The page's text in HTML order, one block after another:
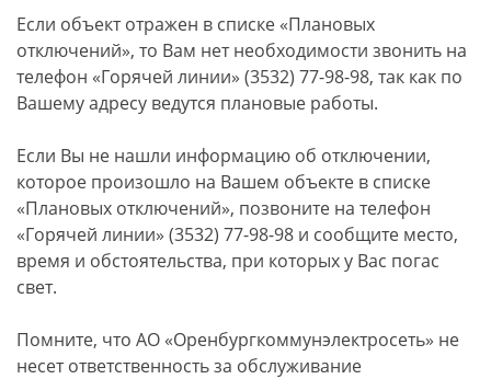
Если объект отражен в списке «Плановых
отключений», то Вам нет необходимости звонить на
телефон «Горячей линии» (3532) 77-98-98, так как по
Вашему адресу ведутся плановые работы.
Если Вы не нашли информацию об отключении,
которое произошло на Вашем объекте в списке
«Плановых отключений», позвоните на телефон
«Горячей линии» (3532) 77-98-98 и сообщите место,
время и обстоятельства, при которых у Вас погас
свет.
Помните, что АО «Оренбургкоммунэлектросеть» не
несет ответственность за обслуживание